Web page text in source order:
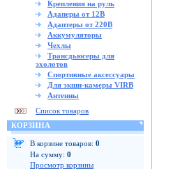
Крепления на руль
Адаперы от 12В
Адаптеры от 220В
Аккумуляторы
Чехлы
Трансдьюсеры для
эхолотов
Спортивные аксессуары
Для экшн-камеры VIRB
Антенны
Список товаров
КОРЗИНА
В корзине товаров: 0
На сумму: 0
Просмотр корзины